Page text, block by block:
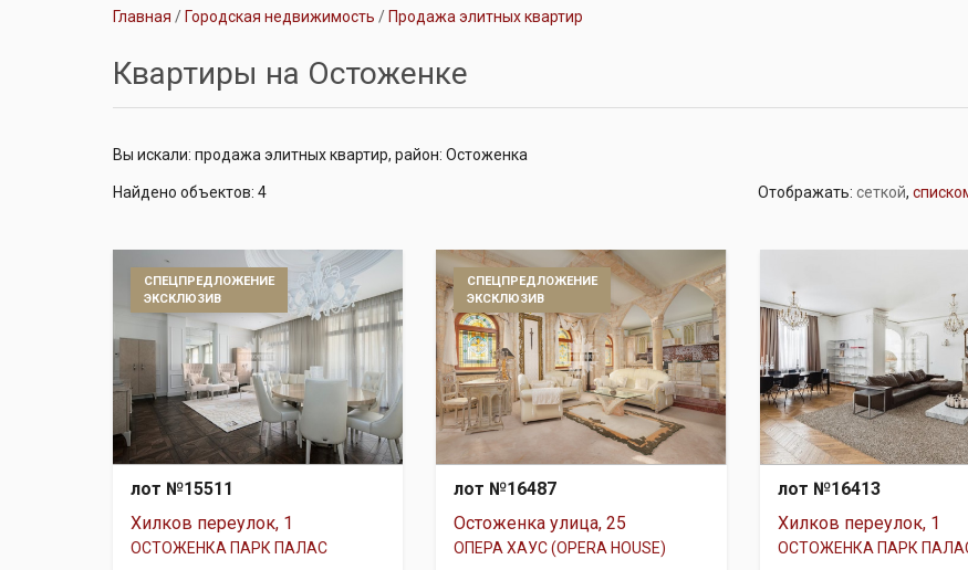
Главная Городская недвижимость Продажа элитных квартир
Квартиры на Остоженке
Вы искали: продажа элитных квартир, район: Остоженка
Найдено объектов: 4 Отображать: сеткой,
СПЕЦПРЕДЛОЖЕНИЕ
ЭКСКЛЮЗИВ
лот №15511
Хилков переулок, 1
ОСТОЖЕНКА ПАРК ПАЛАС
СПЕЦПРЕДЛОЖЕНИЕ
ЭКСКЛЮЗИВ
лот №16487
Остоженка улица, 25
ОПЕРА ХАУС (OPERA HOUSE)
лот №16413
Хилков переулок, 1
ОСТОЖЕНКА ПАРК